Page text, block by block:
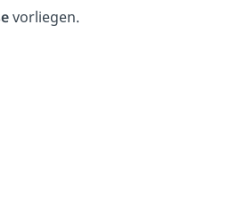
vorliegen.